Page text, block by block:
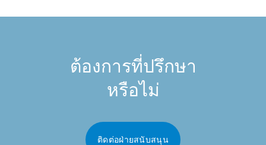
ต้องการที่ปรึกษา
หรือไม่
ติดต่อฝ่ายสนับสนุน